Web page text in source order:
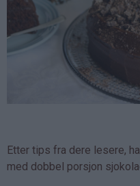
Etter tips fra dere lesere,
med dobbel porsjon